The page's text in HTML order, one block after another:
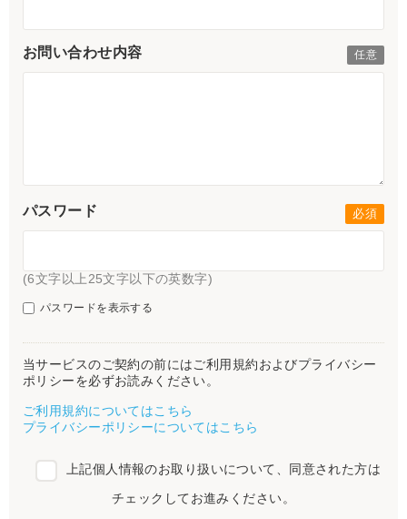
お問い合わせ内容
パスワード
(6文字以上25文字以下の英数字)
パスワードを表示する
当サービスのご契約の前にはご利用規約およびプライバシー
ポリシーを必ずお読みください。
ご利用規約についてはこちら
プライバシーポリシーについてはこちら
上記個人情報のお取り扱いについて、同意された方は
チェックしてお進みください。